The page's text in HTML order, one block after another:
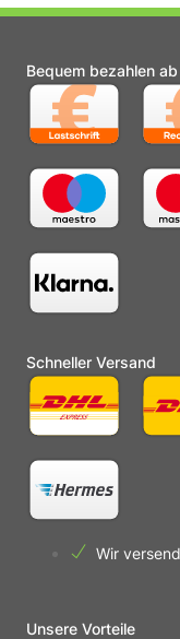
Bequem bezahlen
Schneller Versand
Wir
Unsere Vorteile